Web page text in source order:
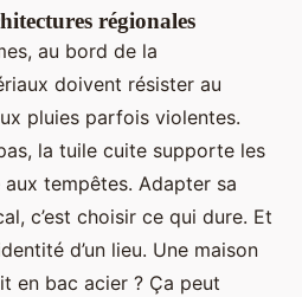
régionales
au bord de la
doivent résister au
pluies parfois violentes.
la tuile cuite supporte les
aux tempêtes. Adapter sa
c’est choisir ce qui dure. Et
d’un lieu. Une maison
en bac acier ? Ça peut